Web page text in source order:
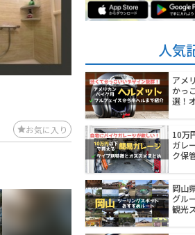
お気に入り
人気
アメ
かっ
選！
10万
ガレ
ク保
岡山
グル
観光